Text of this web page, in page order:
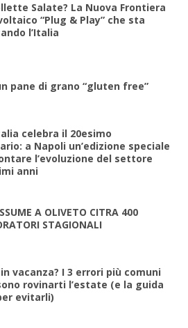
Salate? La Nuova Frontiera
“Plug & Play” che sta
l’Italia
pane di grano “gluten free”
celebra il 20esimo
a Napoli un’edizione speciale
l’evoluzione del settore
anni
A OLIVETO CITRA 400
STAGIONALI
vacanza? I 3 errori più comuni
rovinarti l’estate (e la guida
evitarli)